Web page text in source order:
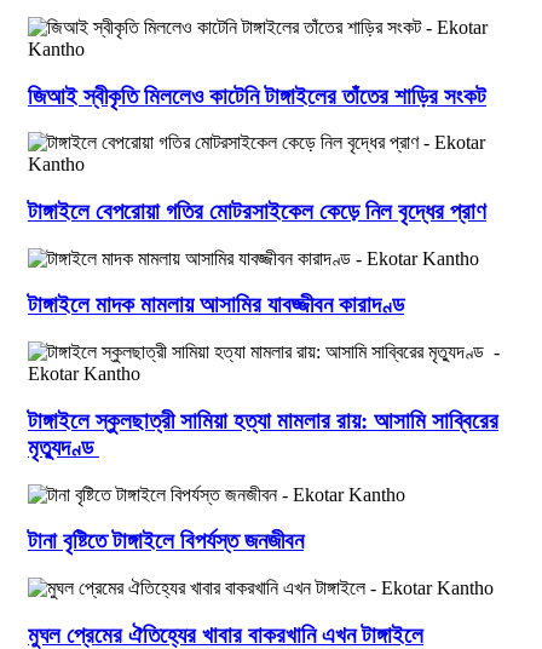
জিআই স্বীকৃতি মিললেও কাটেনি টাঙ্গাইলের তাঁতের শাড়ির সংকট
টাঙ্গাইলে বেপরোয়া গতির মোটরসাইকেল কেড়ে নিল বৃদ্ধের প্রাণ
টাঙ্গাইলে মাদক মামলায় আসামির যাবজ্জীবন কারাদণ্ড
টাঙ্গাইলে স্কুলছাত্রী সামিয়া হত্যা মামলার রায়: আসামি সাব্বিরের
মৃত্যুদণ্ড
টানা বৃষ্টিতে টাঙ্গাইলে বিপর্যস্ত জনজীবন
মুঘল প্রেমের ঐতিহ্যের খাবার বাকরখানি এখন টাঙ্গাইলে